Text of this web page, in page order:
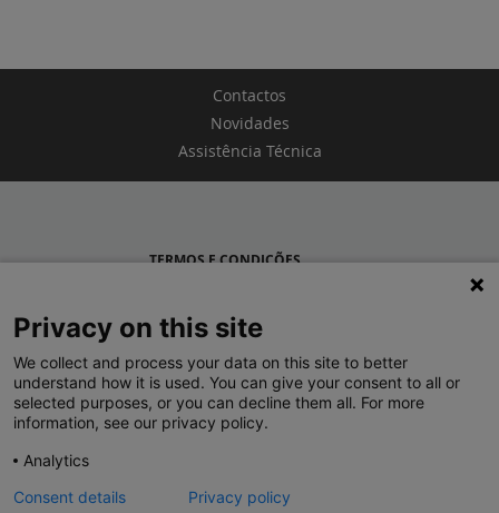
Contactos
Novidades
Assistência Técnica
TERMOS E CONDIÇÕES
LEGRAND PORTUGAL
GRUPO LEGRAND NO MUNDO
Privacy on this site
We collect and process your data on this site to better
understand how it is used. You can give your consent to all or
selected purposes, or you can decline them all. For more
information, see our privacy policy.
Analytics
Consent details
Privacy policy